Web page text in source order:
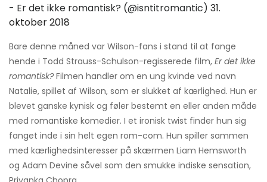
- Er det ikke romantisk? (@isntitromantic) 31.
oktober 2018
Bare denne måned var Wilson-fans i stand til at fange
hende i Todd Strauss-Schulson-regisserede film, Er det ikke
romantisk?Filmen handler om en ung kvinde ved navn
Natalie, spillet af Wilson, som er slukket af kærlighed. Hun er
blevet ganske kynisk og føler bestemt en eller anden måde
med romantiske komedier. I et ironisk twist finder hun sig
fanget inde i sin helt egen rom-com. Hun spiller sammen
med kærlighedsinteresser på skærmen Liam Hemsworth
og Adam Devine såvel som den smukke indiske sensation,